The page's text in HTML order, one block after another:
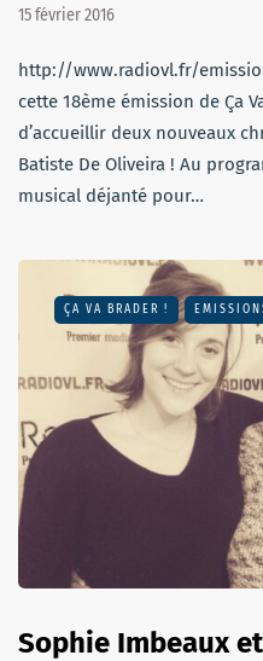
15 février 2016
http://www.radiovl.fr/
cette 18ème émission de Ça
d’accueillir deux nouveaux
Batiste De Oliveira ! Au
musical déjanté pour…
ÇA VA BRADER !
Sophie Imbeaux